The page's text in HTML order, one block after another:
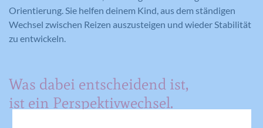
Orientierung. Sie helfen deinem Kind, aus dem ständigen
Wechsel zwischen Reizen auszusteigen und wieder Stabilität
zu entwickeln.
Was dabei entscheidend ist,
ist ein Perspektivwechsel.